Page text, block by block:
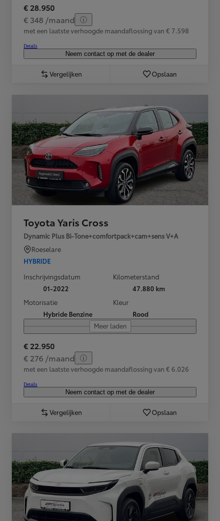
€ 28.950
€ 348 /maand
met een laatste verhoogde maandaflossing van € 7.598
Details
Neem contact op met de dealer
Vergelijken Opslaan
Toyota Yaris Cross
Dynamic Plus Bi-Tone+comfortpack+cam+sens V+A
Roeselare
HYBRIDE
Inschrijvingsdatum
01-2022
Kilometerstand
47.880 km
Motorisatie
Hybride Benzine
Kleur
Rood
Meer laden
€ 22.950
€ 276 /maand
met een laatste verhoogde maandaflossing van € 6.026
Details
Neem contact op met de dealer
Vergelijken Opslaan